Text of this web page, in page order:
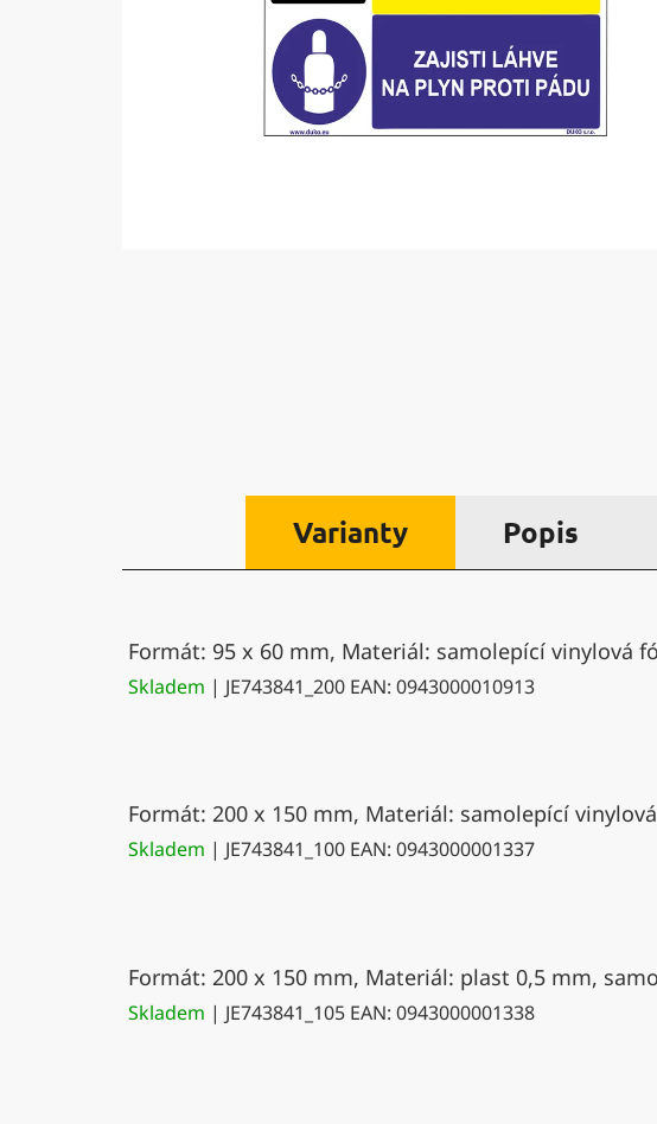
Varianty Popis
Formát: 95 x 60 mm, Materiál: samolepící vinylová
Skladem | JE743841_200 EAN: 0943000010913
Formát: 200 x 150 mm, Materiál: samolepící
Skladem | JE743841_100 EAN: 0943000001337
Formát: 200 x 150 mm, Materiál: plast 0,5 mm,
Skladem | JE743841_105 EAN: 0943000001338